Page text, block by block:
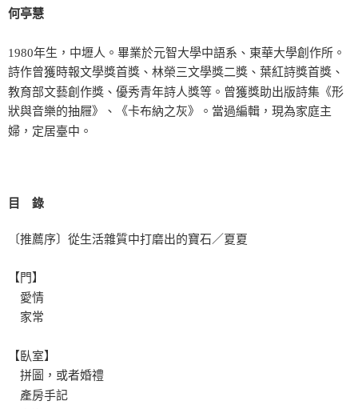
何亭慧
1980年生，中壢人。畢業於元智大學中語系、東華大學創作所。
詩作曾獲時報文學獎首獎、林榮三文學獎二獎、葉紅詩獎首獎、
教育部文藝創作獎、優秀青年詩人獎等。曾獲獎助出版詩集《形
狀與音樂的抽屜》、《卡布納之灰》。當過編輯，現為家庭主
婦，定居臺中。
目 錄
〔推薦序〕從生活雜質中打磨出的寶石／夏夏
【門】
愛情
家常
【臥室】
拼圖，或者婚禮
產房手記